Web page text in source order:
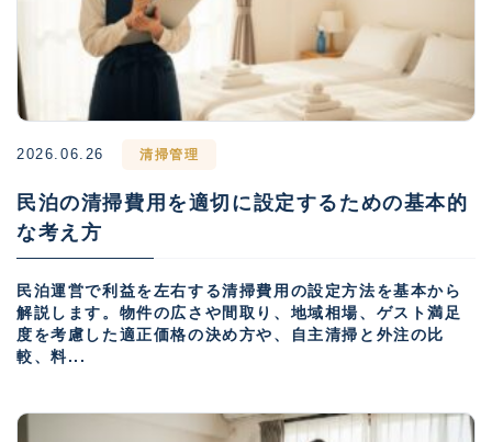
2026.06.26 清掃管理
民泊の清掃費用を適切に設定するための基本的
な考え方
民泊運営で利益を左右する清掃費用の設定方法を基本から
解説します。物件の広さや間取り、地域相場、ゲスト満足
度を考慮した適正価格の決め方や、自主清掃と外注の比
較、料...